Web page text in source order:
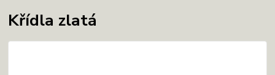
Křídla zlatá